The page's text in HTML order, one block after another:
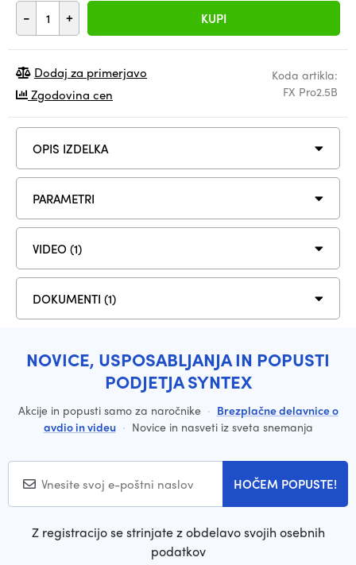
- + KUPI
Koda artikla:
FX Pro2.5B
Dodaj za primerjavo
Zgodovina cen
OPIS IZDELKA
PARAMETRI
VIDEO (1)
DOKUMENTI (1)
NOVICE, USPOSABLJANJA IN POPUSTI
PODJETJA SYNTEX
Akcije in popusti samo za naročnike · Brezplačne delavnice o
avdio in videu · Novice in nasveti iz sveta snemanja
HOČEM POPUSTE!
Z registracijo se strinjate z obdelavo svojih osebnih
podatkov